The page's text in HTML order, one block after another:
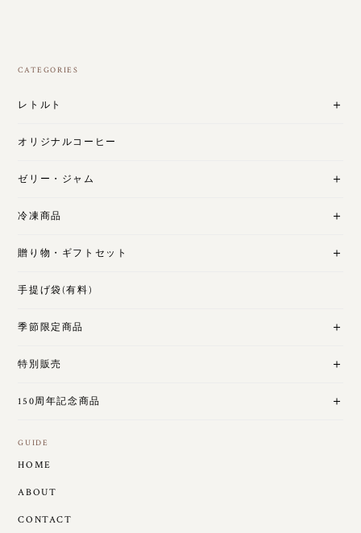
CATEGORIES
レトルト
オリジナルコーヒー
ゼリー・ジャム
冷凍商品
贈り物・ギフトセット
手提げ袋(有料)
季節限定商品
特別販売
150周年記念商品
GUIDE
HOME
ABOUT
CONTACT